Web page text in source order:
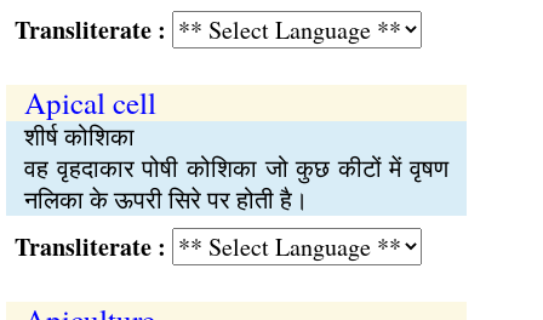
:
Apical cell
शीर्ष कोशिका
वह वृहदाकार पोषी कोशिका जो कुछ कीटों में वृषण
नलिका के ऊपरी सिरे पर होती है।
: